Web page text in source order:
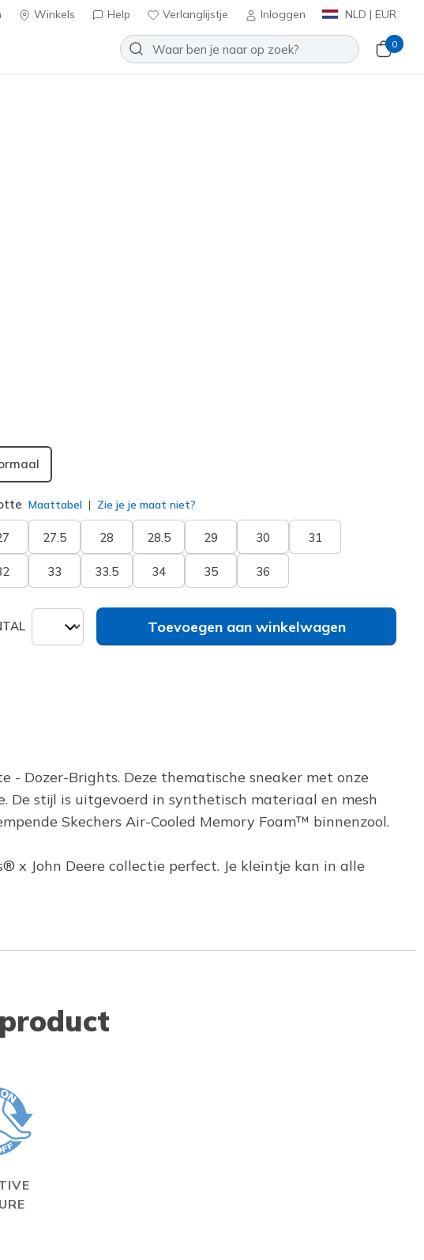
Winkels Help Verlanglijstje Inloggen NLD | EUR
0
Maattabel Zie je je maat niet?
27.5 28 28.5 29 30 31
33 33.5 34 35 36
Toevoegen aan winkelwagen
- Dozer-Brights. Deze thematische sneaker met onze
De stijl is uitgevoerd in synthetisch materiaal en mesh
Skechers Air-Cooled Memory Foam™ binnenzool.
x John Deere collectie perfect. Je kleintje kan in alle